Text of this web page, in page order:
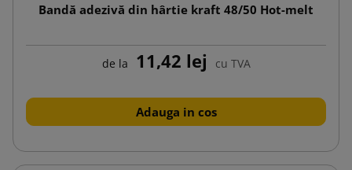
Bandă adezivă din hârtie kraft 48/50 Hot-melt
de la 11,42 lej cu TVA
Adauga in cos